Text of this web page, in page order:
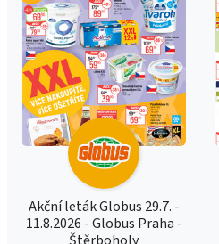
Akční leták Globus 29.7. -
11.8.2026 - Globus Praha -